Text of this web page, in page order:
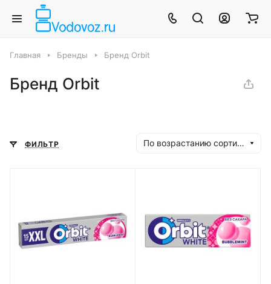
Главная Бренды Бренд Orbit
Бренд Orbit
ФИЛЬТР По возрастанию сортировки